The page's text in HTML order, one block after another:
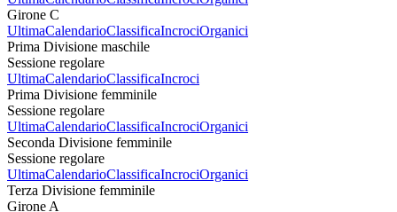
Girone C
UltimaCalendarioClassificaIncrociOrganici
Prima Divisione maschile
Sessione regolare
UltimaCalendarioClassificaIncroci
Prima Divisione femminile
Sessione regolare
UltimaCalendarioClassificaIncrociOrganici
Seconda Divisione femminile
Sessione regolare
UltimaCalendarioClassificaIncrociOrganici
Terza Divisione femminile
Girone A